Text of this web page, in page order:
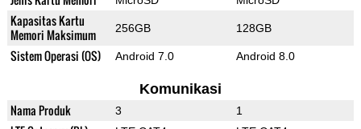
Kapasitas Kartu
Memori Maksimum
256GB 128GB
Sistem Operasi (OS) Android 7.0 Android 8.0
Komunikasi
Nama Produk 3 1